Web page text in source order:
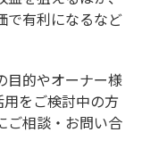
で有利になるなど
目的やオーナー様
をご検討中の方
ご相談・お問い合